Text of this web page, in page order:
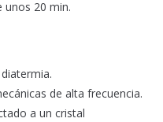
unos 20 min.
de alta frecuencia.
a un cristal